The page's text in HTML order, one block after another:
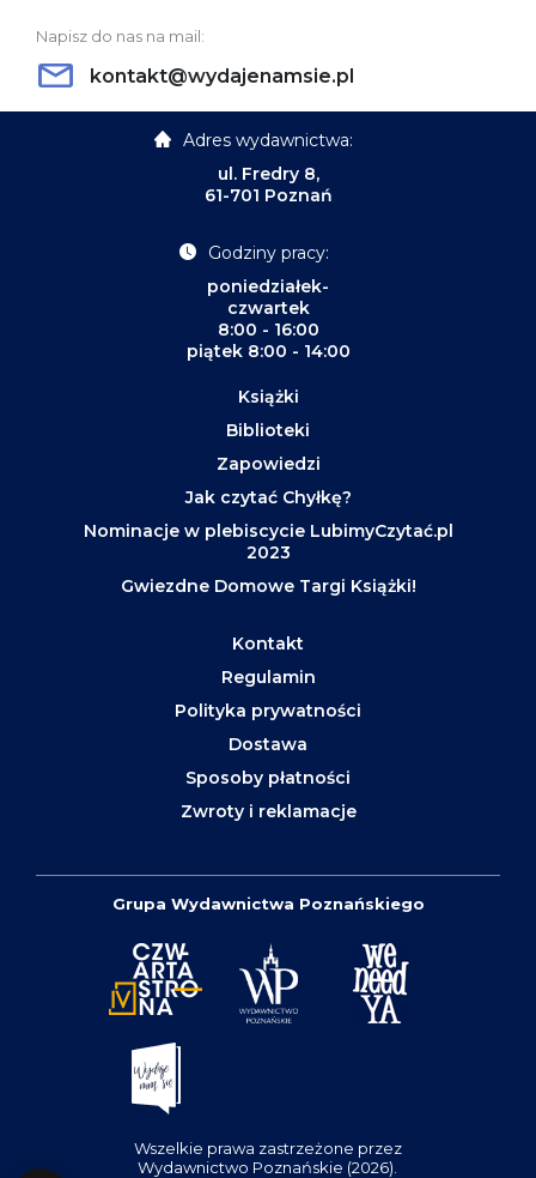
Napisz do nas na mail:
kontakt@wydajenamsie.pl
Adres wydawnictwa:
ul. Fredry 8,
61-701 Poznań
Godziny pracy:
poniedziałek-
czwartek
8:00 - 16:00
piątek 8:00 - 14:00
Książki
Biblioteki
Zapowiedzi
Jak czytać Chyłkę?
Nominacje w plebiscycie LubimyCzytać.pl
2023
Gwiezdne Domowe Targi Książki!
Kontakt
Regulamin
Polityka prywatności
Dostawa
Sposoby płatności
Zwroty i reklamacje
Grupa Wydawnictwa Poznańskiego
Wszelkie prawa zastrzeżone przez
Wydawnictwo Poznańskie (2026).